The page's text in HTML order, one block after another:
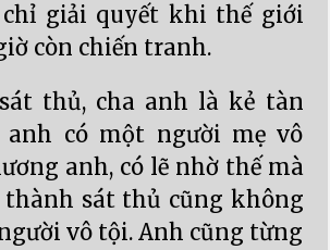
chỉ giải quyết khi thế giới
còn chiến tranh.
thủ, cha anh là kẻ tàn
anh có một người mẹ vô
anh, có lẽ nhờ thế mà
thành sát thủ cũng không
vô tội. Anh cũng từng